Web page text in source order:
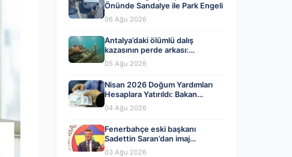
Önünde Sandalye ile Park Engeli
06 Ağu 2026
Antalya’daki ölümlü dalış
kazasının perde arkası:
Organizatörler ve yasal ihlaller
tartışılıyor
05 Ağu 2026
Nisan 2026 Doğum Yardımları
Hesaplara Yatırıldı: Bakan
Göktaş’tan Önemli Açıklama
04 Ağu 2026
Fenerbahçe eski başkanı
Sadettin Saran’dan imaj
değişikliği! İşte yeni tarzı…
03 Ağu 2026